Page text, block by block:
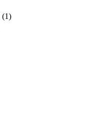
(1)